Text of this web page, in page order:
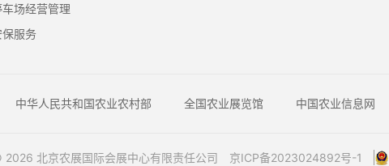
场经营管理
服务
中华人民共和国农业农村部 全国农业展览馆 中国农业信息网
2026 北京农展国际会展中心有限责任公司 京ICP备2023024892号-1